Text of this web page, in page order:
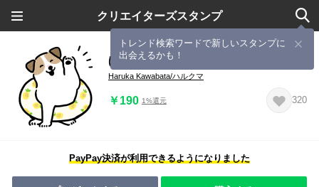
クリエイターズスタンプ
トレンド検索ワードで新しいスタンプに
出会えるかも！
ほっこりジャックラッセル 4（夏）
Haruka Kawabata/ハルクマ
￥190 1%還元 320
PayPay決済が利用できるようになりました